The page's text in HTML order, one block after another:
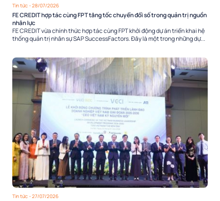
Tin tức - 28/07/2026
FE CREDIT hợp tác cùng FPT tăng tốc chuyển đổi số trong quản trị nguồn
nhân lực
FE CREDIT vừa chính thức hợp tác cùng FPT khởi động dự án triển khai hệ
thống quản trị nhân sự SAP SuccessFactors. Đây là một trong những dự...
Tin tức - 27/07/2026